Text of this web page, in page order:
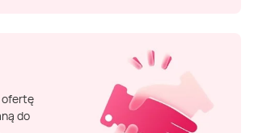
ofertę
do